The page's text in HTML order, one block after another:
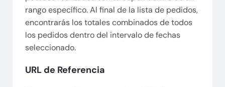
rango específico. Al final de la lista de pedidos,
encontrarás los totales combinados de todos
los pedidos dentro del intervalo de fechas
seleccionado.
URL de Referencia